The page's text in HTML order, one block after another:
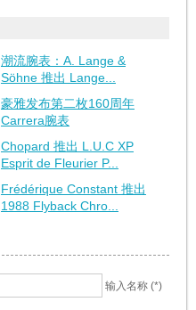
潮流腕表：A. Lange &
Söhne 推出 Lange...
豪雅发布第二枚160周年
Carrera腕表
Chopard 推出 L.U.C XP
Esprit de Fleurier P...
Frédérique Constant 推出
1988 Flyback Chro...
输入名称 (*)